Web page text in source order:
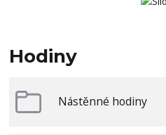
Hodiny
Nástěnné hodiny